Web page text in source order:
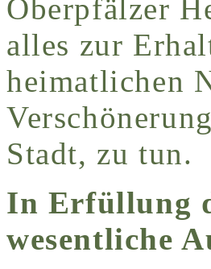
Oberpfälzer
alles zur
heimatlichen
Stadt, zu tun.
In Erfüllung
wesentliche